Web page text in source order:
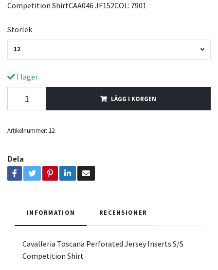
Competition ShirtCAA046 JF152COL: 7901
Storlek
12
I lager.
LÄGG I KORGEN
Artikelnummer: 12
Dela
INFORMATION RECENSIONER
Cavalleria Toscana Perforated Jersey Inserts S/S
Competition Shirt